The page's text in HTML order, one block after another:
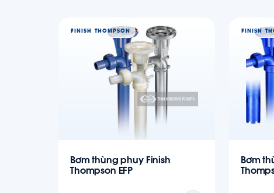
FINISH THOMPSON
Bơm thùng phuy Finish
Thompson EFP
FINISH
Bơm